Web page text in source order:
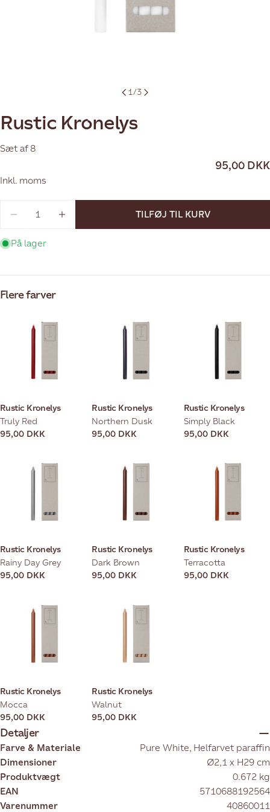
1/3
Rustic Kronelys
Sæt af 8
Normal
95,00 DKK
Inkl. moms
TILFØJ TIL KURV
På lager
Flere farver
Rustic Kronelys
Truly Red
Normal
95,00 DKK
Rustic Kronelys
Northern Dusk
Normal
95,00 DKK
Rustic Kronelys
Simply Black
Normal
95,00 DKK
Rustic Kronelys
Rainy Day Grey
Normal
95,00 DKK
Rustic Kronelys
Dark Brown
Normal
95,00 DKK
Rustic Kronelys
Terracotta
Normal
95,00 DKK
Rustic Kronelys
Mocca
Normal
pris
95,00 DKK
Rustic Kronelys
Walnut
Normal
95,00 DKK
Detaljer
Farve & Materiale
Pure White, Helfarvet paraffin
Dimensioner
Ø2,1 x H29 cm
Produktvægt
0.672 kg
EAN
5710688192564
Varenummer
40860011